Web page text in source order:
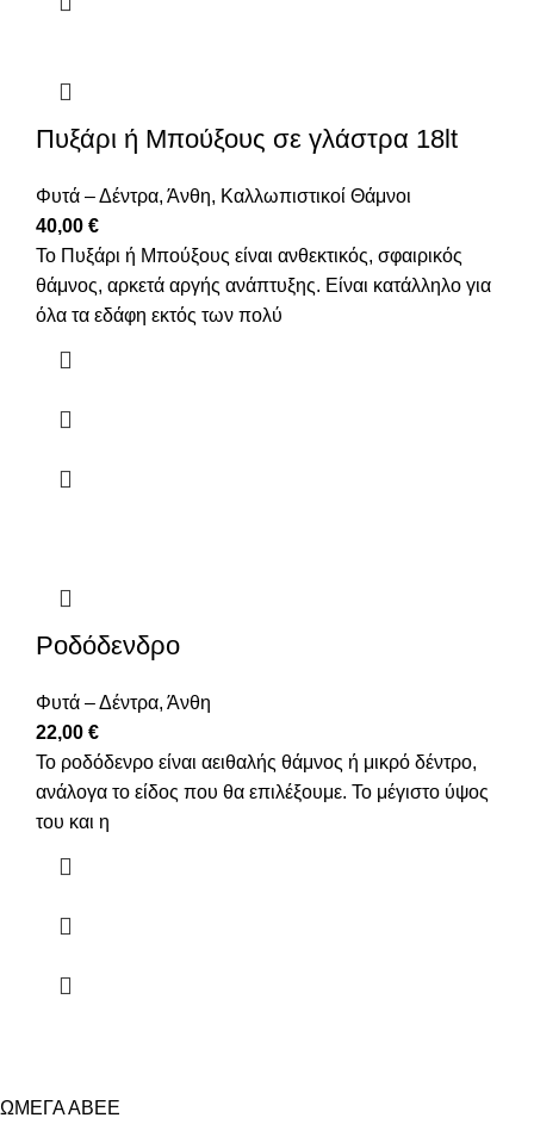
Πυξάρι ή Μπούξους σε γλάστρα 18lt
Φυτά – Δέντρα, Άνθη, Καλλωπιστικοί Θάμνοι
40,00 €
Το Πυξάρι ή Μπούξους είναι ανθεκτικός, σφαιρικός
θάμνος, αρκετά αργής ανάπτυξης. Είναι κατάλληλο για
όλα τα εδάφη εκτός των πολύ
Ροδόδενδρο
Φυτά – Δέντρα, Άνθη
22,00 €
Το ροδόδενρο είναι αειθαλής θάμνος ή μικρό δέντρο,
ανάλογα το είδος που θα επιλέξουμε. Το μέγιστο ύψος
του και η
ΩΜΕΓΑ ΑΒΕΕ